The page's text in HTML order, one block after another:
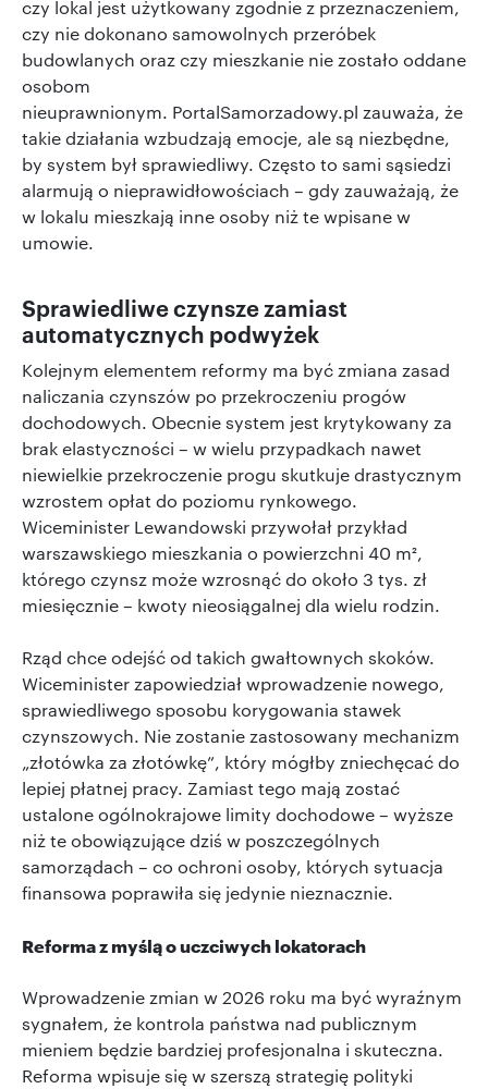
czy lokal jest użytkowany zgodnie z przeznaczeniem,
czy nie dokonano samowolnych przeróbek
budowlanych oraz czy mieszkanie nie zostało oddane
osobom
nieuprawnionym. PortalSamorzadowy.pl zauważa, że
takie działania wzbudzają emocje, ale są niezbędne,
by system był sprawiedliwy. Często to sami sąsiedzi
alarmują o nieprawidłowościach – gdy zauważają, że
w lokalu mieszkają inne osoby niż te wpisane w
umowie.
Sprawiedliwe czynsze zamiast
automatycznych podwyżek
Kolejnym elementem reformy ma być zmiana zasad
naliczania czynszów po przekroczeniu progów
dochodowych. Obecnie system jest krytykowany za
brak elastyczności – w wielu przypadkach nawet
niewielkie przekroczenie progu skutkuje drastycznym
wzrostem opłat do poziomu rynkowego.
Wiceminister Lewandowski przywołał przykład
warszawskiego mieszkania o powierzchni 40 m²,
którego czynsz może wzrosnąć do około 3 tys. zł
miesięcznie – kwoty nieosiągalnej dla wielu rodzin.
Rząd chce odejść od takich gwałtownych skoków.
Wiceminister zapowiedział wprowadzenie nowego,
sprawiedliwego sposobu korygowania stawek
czynszowych. Nie zostanie zastosowany mechanizm
„złotówka za złotówkę”, który mógłby zniechęcać do
lepiej płatnej pracy. Zamiast tego mają zostać
ustalone ogólnokrajowe limity dochodowe – wyższe
niż te obowiązujące dziś w poszczególnych
samorządach – co ochroni osoby, których sytuacja
finansowa poprawiła się jedynie nieznacznie.
Reforma z myślą o uczciwych lokatorach
Wprowadzenie zmian w 2026 roku ma być wyraźnym
sygnałem, że kontrola państwa nad publicznym
mieniem będzie bardziej profesjonalna i skuteczna.
Reforma wpisuje się w szerszą strategię polityki